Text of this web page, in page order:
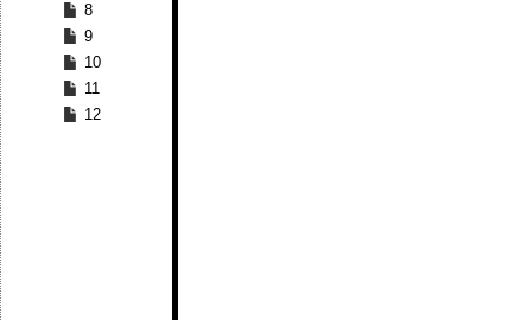
8
9
10
11
12